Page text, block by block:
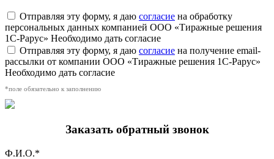
Отправляя эту форму, я даю согласие на обработку
персональных данных компанией ООО «Тиражные решения
1С-Рарус» Необходимо дать согласие
Отправляя эту форму, я даю согласие на получение email-
рассылки от компании ООО «Тиражные решения 1С-Рарус»
Необходимо дать согласие
*поле обязательно к заполнению
Заказать обратный звонок
Ф.И.О.*